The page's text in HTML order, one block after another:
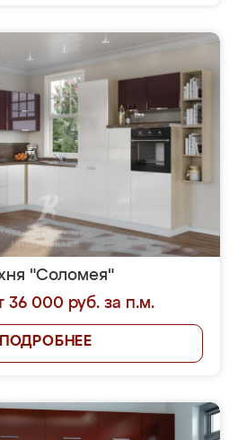
"Соломея"
36 000 руб. за п.м.
ПОДРОБНЕЕ